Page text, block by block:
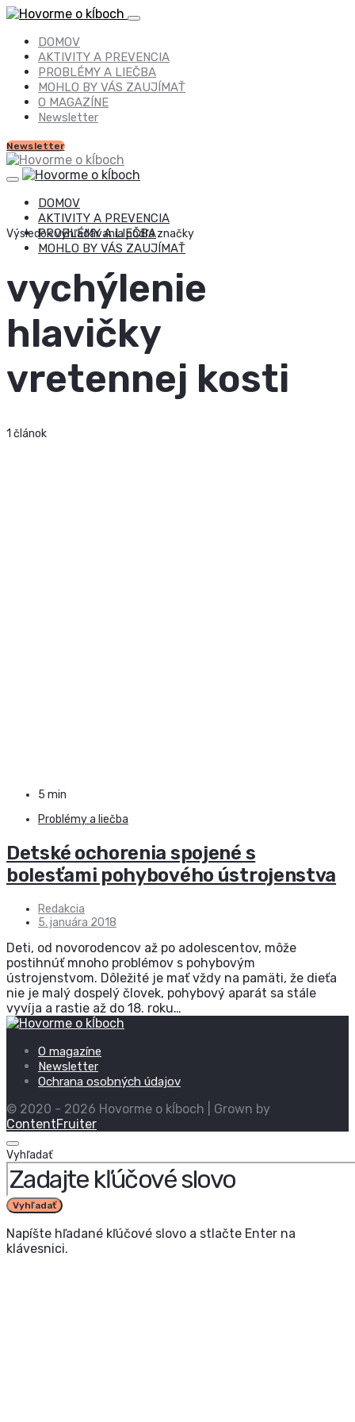
DOMOV
AKTIVITY A PREVENCIA
PROBLÉMY A LIEČBA
MOHLO BY VÁS ZAUJÍMAŤ
O MAGAZÍNE
Newsletter
Newsletter
DOMOV
AKTIVITY A PREVENCIA
PROBLÉMY A LIEČBA
MOHLO BY VÁS ZAUJÍMAŤ
Výsledok vyhľadávania podľa značky
vychýlenie
hlavičky
vretennej kosti
1 článok
5 min
Problémy a liečba
Detské ochorenia spojené s
bolesťami pohybového ústrojenstva
Redakcia
5. januára 2018
Deti, od novorodencov až po adolescentov, môže
postihnúť mnoho problémov s pohybovým
ústrojenstvom. Dôležité je mať vždy na pamäti, že dieťa
nie je malý dospelý človek, pohybový aparát sa stále
vyvíja a rastie až do 18. roku…
O magazíne
Newsletter
Ochrana osobných údajov
© 2020 - 2026 Hovorme o kĺboch | Grown by
ContentFruiter
Vyhľadať
Vyhľadať
Napíšte hľadané kľúčové slovo a stlačte Enter na
klávesnici.